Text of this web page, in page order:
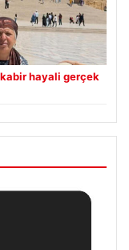
hayali gerçek